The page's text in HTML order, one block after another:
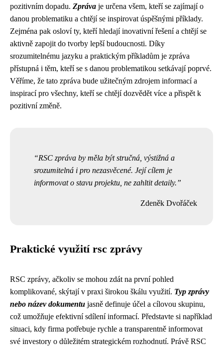
pozitivním dopadu. Zpráva je určena všem, kteří se zajímají o
danou problematiku a chtějí se inspirovat úspěšnými příklady.
Zejména pak osloví ty, kteří hledají inovativní řešení a chtějí se
aktivně zapojit do tvorby lepší budoucnosti. Díky
srozumitelnému jazyku a praktickým příkladům je zpráva
přístupná i těm, kteří se s danou problematikou setkávají poprvé.
Věříme, že tato zpráva bude užitečným zdrojem informací a
inspirací pro všechny, kteří se chtějí dozvědět více a přispět k
pozitivní změně.
RSC zpráva by měla být stručná, výstižná a
srozumitelná i pro nezasvěcené. Její cílem je
informovat o stavu projektu, ne zahltit detaily.
Zdeněk Dvořáček
Praktické využití rsc zprávy
RSC zprávy, ačkoliv se mohou zdát na první pohled
komplikované, skýtají v praxi širokou škálu využití. Typ zprávy
nebo název dokumentu jasně definuje účel a cílovou skupinu,
což umožňuje efektivní sdílení informací. Představte si například
situaci, kdy firma potřebuje rychle a transparentně informovat
své investory o důležitém strategickém rozhodnutí. Právě RSC